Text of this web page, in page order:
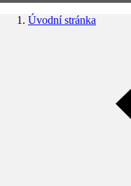
Úvodní stránka